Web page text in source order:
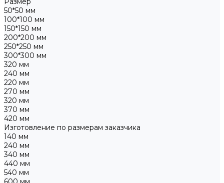
50*50 мм
100*100 мм
150*150 мм
200*200 мм
250*250 мм
300*300 мм
320 мм
240 мм
220 мм
270 мм
320 мм
370 мм
420 мм
Изготовление по размерам заказчика
140 мм
240 мм
340 мм
440 мм
540 мм